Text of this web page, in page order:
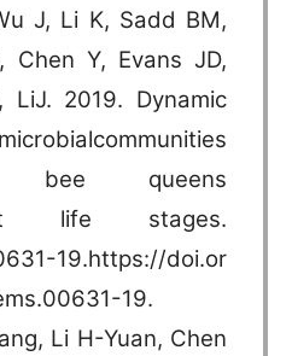
J, Li K, Sadd BM,
Chen Y, Evans JD,
LiJ. 2019. Dynamic
bee queens
life stages.
19.https://doi.or
19.
Li H-Yuan, Chen